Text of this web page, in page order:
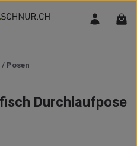
Posen
von 5 SternenDurchlaufpose